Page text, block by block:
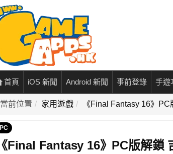
首頁 iOS 新聞 Android 新聞 事前登錄 手遊
當前位置 家用遊戲 《Final Fantasy 16》
PC
《Final Fantasy 16》PC版解鎖